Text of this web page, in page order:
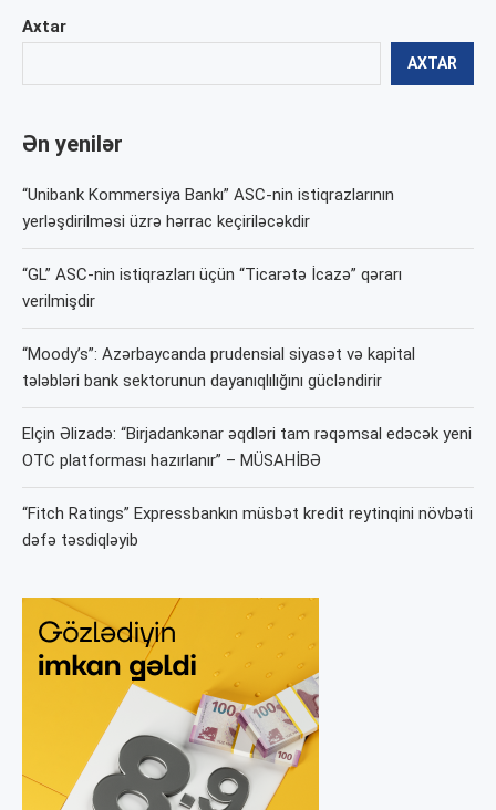
Axtar
AXTAR
Ən yenilər
“Unibank Kommersiya Bankı” ASC-nin istiqrazlarının
yerləşdirilməsi üzrə hərrac keçiriləcəkdir
“GL” ASC-nin istiqrazları üçün “Ticarətə İcazə” qərarı
verilmişdir
“Moody’s”: Azərbaycanda prudensial siyasət və kapital
tələbləri bank sektorunun dayanıqlılığını gücləndirir
Elçin Əlizadə: “Birjadankənar əqdləri tam rəqəmsal edəcək yeni
OTC platforması hazırlanır” – MÜSAHİBƏ
“Fitch Ratings” Expressbankın müsbət kredit reytinqini növbəti
dəfə təsdiqləyib